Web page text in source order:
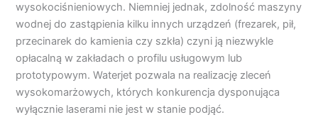
wysokociśnieniowych. Niemniej jednak, zdolność maszyny
wodnej do zastąpienia kilku innych urządzeń (frezarek, pił,
przecinarek do kamienia czy szkła) czyni ją niezwykle
opłacalną w zakładach o profilu usługowym lub
prototypowym. Waterjet pozwala na realizację zleceń
wysokomarżowych, których konkurencja dysponująca
wyłącznie laserami nie jest w stanie podjąć.